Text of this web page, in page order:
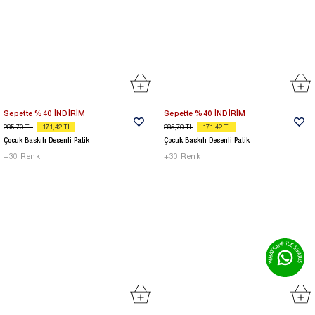
Sepette %40 İNDİRİM
171,42 TL
285,70 TL
+30 Renk
Çocuk Baskılı Desenli Patik
Sepette %40 İNDİRİM
171,42 TL
285,70 TL
+30 Renk
Çocuk Baskılı Desenli Patik